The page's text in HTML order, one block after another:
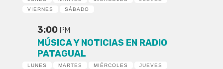
VIERNES
SÁBADO
3:00 PM
MÚSICA Y NOTICIAS EN RADIO
PATAGUAL
LUNES MARTES MIÉRCOLES
JUEVES